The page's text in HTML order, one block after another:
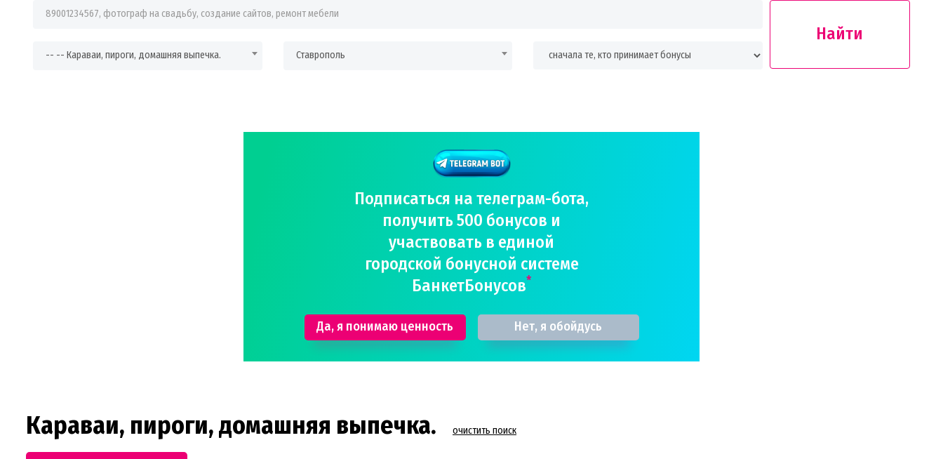
Фраза для поиска
-- -- Караваи, пироги, домашняя выпечка. Ставрополь
Найти
Подписаться на телеграм-бота,
получить 500 бонусов и
участвовать в единой
городской бонусной системе
БанкетБонусов*
Да, я понимаю ценность Нет, я обойдусь
Караваи, пироги, домашняя выпечка. очистить поиск